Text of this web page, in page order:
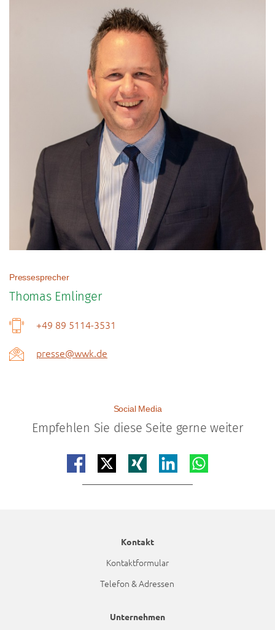
Thomas Emlinger
Pressesprecher
+49 89 5114-3531
presse@wwk.de
Empfehlen Sie diese Seite gerne weiter
Social Media
Teilen auf facebook
Teilen auf xTeilen auf xingTeilen auf linkedin
Teilen auf
Kontakt
Kontaktformular
Telefon & Adressen
Unternehmen